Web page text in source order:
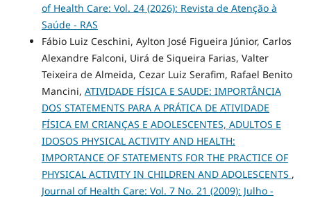
of Health Care: Vol. 24 (2026): Revista de Atenção à
Saúde - RAS
Fábio Luiz Ceschini, Aylton José Figueira Júnior, Carlos
Alexandre Falconi, Uirá de Siqueira Farias, Valter
Teixeira de Almeida, Cezar Luiz Serafim, Rafael Benito
Mancini, ATIVIDADE FÍSICA E SAUDE: IMPORTÂNCIA
DOS STATEMENTS PARA A PRÁTICA DE ATIVIDADE
FÍSICA EM CRIANÇAS E ADOLESCENTES, ADULTOS E
IDOSOS PHYSICAL ACTIVITY AND HEALTH:
IMPORTANCE OF STATEMENTS FOR THE PRACTICE OF
PHYSICAL ACTIVITY IN CHILDREN AND ADOLESCENTS ,
Journal of Health Care: Vol. 7 No. 21 (2009): Julho -